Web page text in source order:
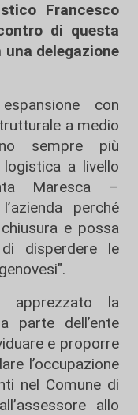
Francesco
di questa
delegazione
con
a medio
sempre più
a livello
Maresca –
perché
e possa
disperdere le
la
parte dell’ente
e proporre
l’occupazione
nel Comune di
allo